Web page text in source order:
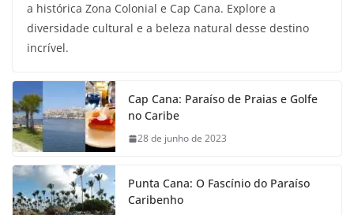
a histórica Zona Colonial e Cap Cana. Explore a
diversidade cultural e a beleza natural desse destino
incrível.
Cap Cana: Paraíso de Praias e Golfe
no Caribe
28 de junho de 2023
Punta Cana: O Fascínio do Paraíso
Caribenho